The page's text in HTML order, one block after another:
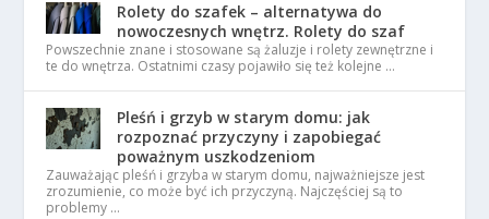
Rolety do szafek – alternatywa do
nowoczesnych wnętrz. Rolety do szaf
Powszechnie znane i stosowane są żaluzje i rolety zewnętrzne i
te do wnętrza. Ostatnimi czasy pojawiło się też kolejne …
Pleśń i grzyb w starym domu: jak
rozpoznać przyczyny i zapobiegać
poważnym uszkodzeniom
Zauważając pleśń i grzyba w starym domu, najważniejsze jest
zrozumienie, co może być ich przyczyną. Najczęściej są to
problemy …